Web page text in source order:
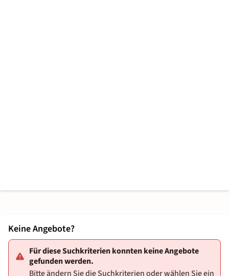
Keine Angebote?
Für diese Suchkriterien konnten keine Angebote
gefunden werden.
Bitte ändern Sie die Suchkriterien oder wählen Sie ein